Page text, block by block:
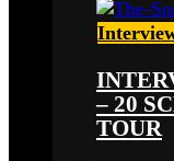
– 20
TOUR